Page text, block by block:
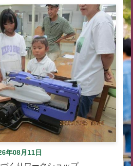
年08月11日